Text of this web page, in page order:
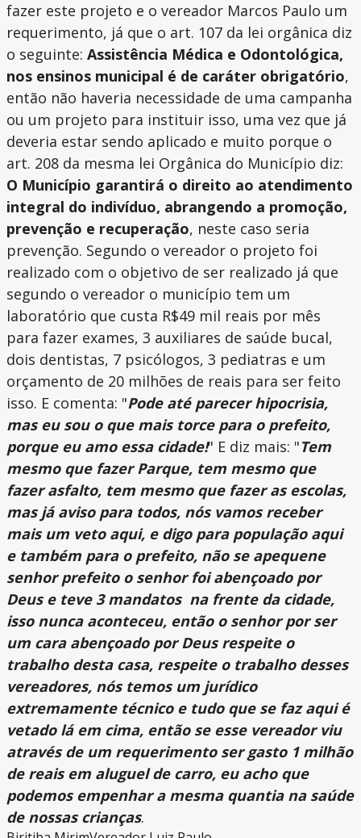
fazer este projeto e o vereador Marcos Paulo um
requerimento, já que o art. 107 da lei orgânica diz
o seguinte: Assistência Médica e Odontológica,
nos ensinos municipal é de caráter obrigatório,
então não haveria necessidade de uma campanha
ou um projeto para instituir isso, uma vez que já
deveria estar sendo aplicado e muito porque o
art. 208 da mesma lei Orgânica do Município diz:
O Município garantirá o direito ao atendimento
integral do indivíduo, abrangendo a promoção,
prevenção e recuperação, neste caso seria
prevenção. Segundo o vereador o projeto foi
realizado com o objetivo de ser realizado já que
segundo o vereador o município tem um
laboratório que custa R$49 mil reais por mês
para fazer exames, 3 auxiliares de saúde bucal,
dois dentistas, 7 psicólogos, 3 pediatras e um
orçamento de 20 milhões de reais para ser feito
isso. E comenta: "Pode até parecer hipocrisia,
mas eu sou o que mais torce para o prefeito,
porque eu amo essa cidade!" E diz mais: "Tem
mesmo que fazer Parque, tem mesmo que
fazer asfalto, tem mesmo que fazer as escolas,
mas já aviso para todos, nós vamos receber
mais um veto aqui, e digo para população aqui
e também para o prefeito, não se apequene
senhor prefeito o senhor foi abençoado por
Deus e teve 3 mandatos na frente da cidade,
isso nunca aconteceu, então o senhor por ser
um cara abençoado por Deus respeite o
trabalho desta casa, respeite o trabalho desses
vereadores, nós temos um jurídico
extremamente técnico e tudo que se faz aqui é
vetado lá em cima, então se esse vereador viu
através de um requerimento ser gasto 1 milhão
de reais em aluguel de carro, eu acho que
podemos empenhar a mesma quantia na saúde
de nossas crianças.